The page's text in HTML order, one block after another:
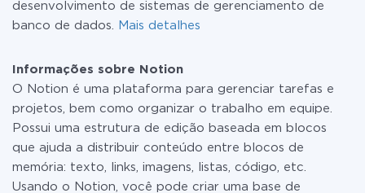
desenvolvimento de sistemas de gerenciamento de
banco de dados.
Mais detalhes
Informações sobre Notion
O Notion é uma plataforma para gerenciar tarefas e
projetos, bem como organizar o trabalho em equipe.
Possui uma estrutura de edição baseada em blocos
que ajuda a distribuir conteúdo entre blocos de
memória: texto, links, imagens, listas, código, etc.
Usando o Notion, você pode criar uma base de